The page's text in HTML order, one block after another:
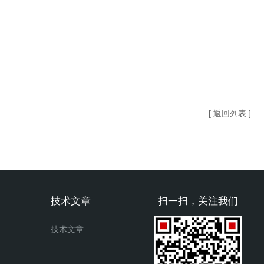
[ 返回列表 ]
扫一扫，关注我们
技术文章
技术文章